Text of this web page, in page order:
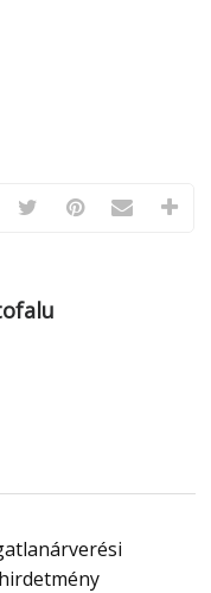
hirdetmény